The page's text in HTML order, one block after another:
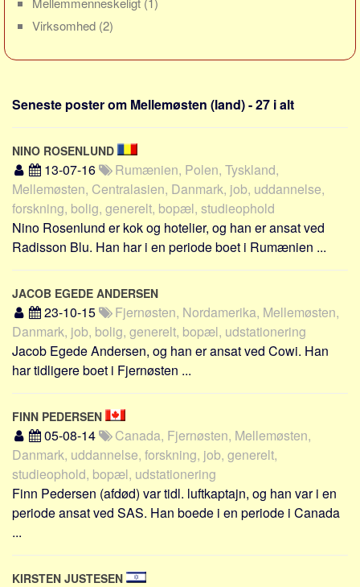
Sverige
Norge
Thailand
Grækenland
USA
Alle
Nøgleord
Bolig
Job
Investering
Pension og opsparing
Forbrug
Social sikring og sundhed
Transport
Alle
Aspekter
Køb og salg
Økonomi
Jura og regler
Statistik
Virksomhed (2)
Seneste poster om Mellemøsten (land) - 27 i alt
NINO ROSENLUND
13-07-16
Rumænien, Polen, Tyskland,
Mellemøsten, Centralasien, Danmark, job, uddannelse,
forskning, bolig, generelt, bopæl, studieophold
Nino Rosenlund er kok og hotelier, og han er ansat ved
Radisson Blu. Han har i en periode boet i Rumænien ...
JACOB EGEDE ANDERSEN
23-10-15
Fjernøsten, Nordamerika, Mellemøsten,
Danmark, job, bolig, generelt, bopæl, udstationering
Jacob Egede Andersen, og han er ansat ved Cowi. Han
har tidligere boet i Fjernøsten ...
FINN PEDERSEN
05-08-14
Canada, Fjernøsten, Mellemøsten,
Danmark, uddannelse, forskning, job, generelt,
studieophold, bopæl, udstationering
Finn Pedersen (afdød) var tidl. luftkaptajn, og han var i en
periode ansat ved SAS. Han boede i en periode i Canada
...
KIRSTEN JUSTESEN